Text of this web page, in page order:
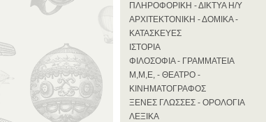
ΠΛΗΡΟΦΟΡΙΚΗ - ΔΙΚΤΥΑ Η/Υ
ΑΡΧΙΤΕΚΤΟΝΙΚΗ - ΔΟΜΙΚΑ -
ΚΑΤΑΣΚΕΥΕΣ
ΙΣΤΟΡΙΑ
ΦΙΛΟΣΟΦΙΑ - ΓΡΑΜΜΑΤΕΙΑ
Μ,Μ,Ε, - ΘΕΑΤΡΟ -
ΚΙΝΗΜΑΤΟΓΡΑΦΟΣ
ΞΕΝΕΣ ΓΛΩΣΣΕΣ - ΟΡΟΛΟΓΙΑ
ΛΕΞΙΚΑ